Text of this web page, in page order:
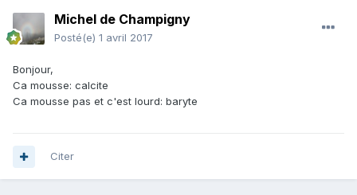
Michel de Champigny
Posté(e) 1 avril 2017
Bonjour,
Ca mousse: calcite
Ca mousse pas et c'est lourd: baryte
Citer